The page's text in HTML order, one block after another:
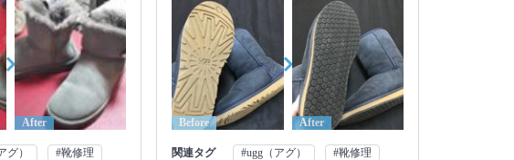
After
グ）
#靴修理
Before After
関連タグ #ugg（アグ）
#靴修理